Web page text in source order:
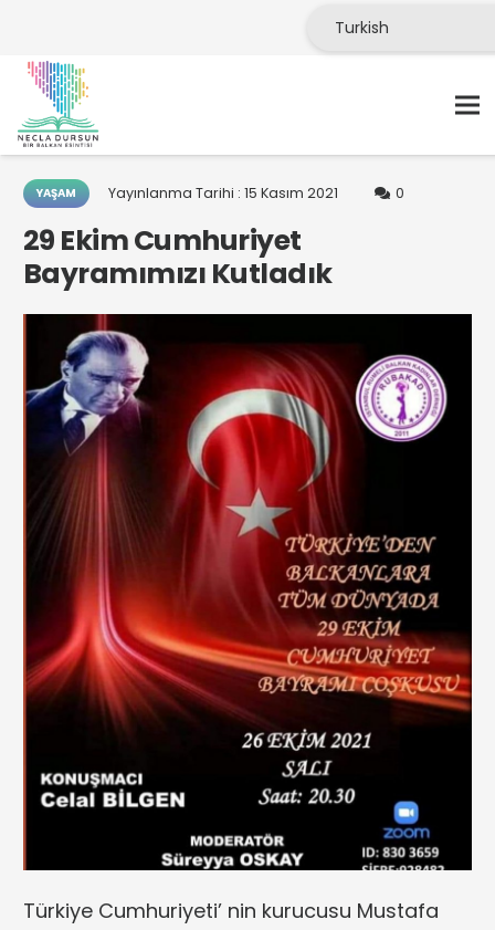
YAŞAM Yayınlanma Tarihi : 15 Kasım 2021 0
29 Ekim Cumhuriyet
Bayramımızı Kutladık
Türkiye Cumhuriyeti’ nin kurucusu Mustafa